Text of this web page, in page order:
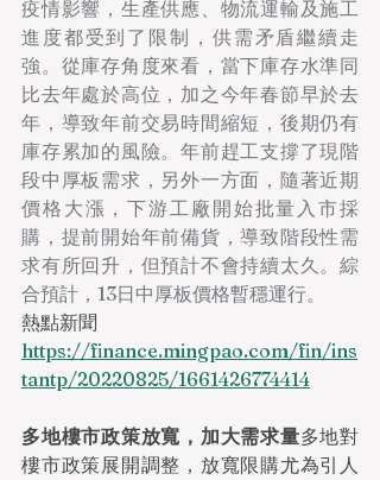
疫情影響，生產供應、物流運輸及施工
進度都受到了限制，供需矛盾繼續走
強。從庫存角度來看，當下庫存水準同
比去年處於高位，加之今年春節早於去
年，導致年前交易時間縮短，後期仍有
庫存累加的風險。年前趕工支撐了現階
段中厚板需求，另外一方面，隨著近期
價格大漲，下游工廠開始批量入市採
購，提前開始年前備貨，導致階段性需
求有所回升，但預計不會持續太久。綜
合預計，13日中厚板價格暫穩運行。
熱點新聞
https://finance.mingpao.com/fin/ins
tantp/20220825/1661426774414
多地樓市政策放寬，加大需求量多地對
樓市政策展開調整，放寬限購尤為引人